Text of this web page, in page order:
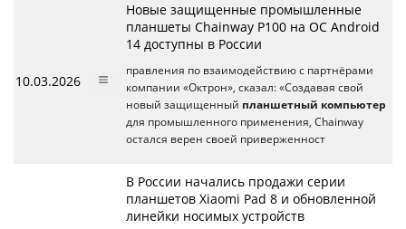
10.03.2026
Новые защищенные промышленные
планшеты Chainway P100 на ОС Android
14 доступны в России
правления по взаимодействию с партнёрами
компании «Октрон», сказал: «Создавая свой
новый защищенный планшетный компьютер
для промышленного применения, Chainway
остался верен своей приверженност
В России начались продажи серии
планшетов Xiaomi Pad 8 и обновленной
линейки носимых устройств